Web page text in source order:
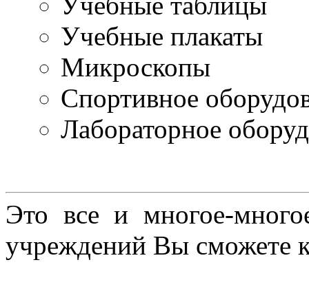
Учебные плакаты
Микроскопы
Спортивное
Лабораторное
Это все и многое-
учреждений Вы сможете